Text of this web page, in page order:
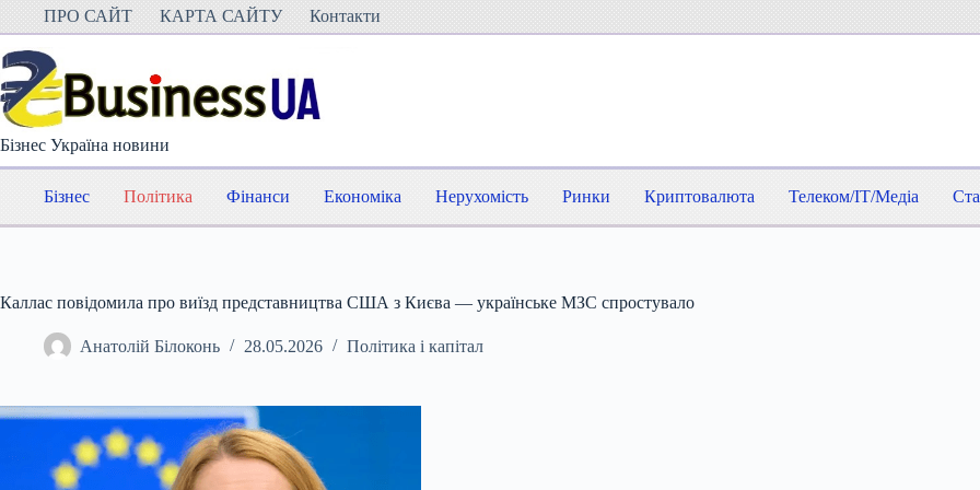
Перейти
вмісту
ПРО САЙТ КАРТА САЙТУ Контакти
Бізнес Україна новини
Бізнес Політика Фінанси Економіка Нерухомість Ринки Криптовалюта Телеком/IT/Медіа
Каллас повідомила про виїзд представництва США з Києва — українське МЗС спростувало
Анатолій Білоконь 28.05.2026 Політика і капітал